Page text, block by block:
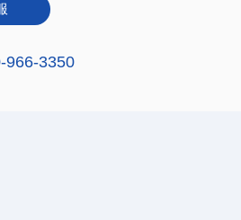
966-3350